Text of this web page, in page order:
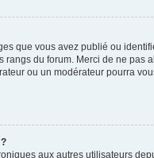
que vous avez publié ou
du forum. Merci de ne pas
ou un modérateur pourra
aux autres utilisateurs